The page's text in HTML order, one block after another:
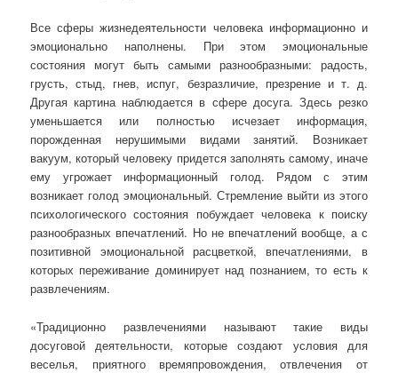
Все сферы жизнедеятельности человека информационно и
эмоционально наполнены. При этом эмоциональные
состояния могут быть самыми разнообразными: радость,
грусть, стыд, гнев, испуг, безразличие, презрение и т. д.
Другая картина наблюдается в сфере досуга. Здесь резко
уменьшается или полностью исчезает информация,
порожденная нерушимыми видами занятий. Возникает
вакуум, который человеку придется заполнять самому, иначе
ему угрожает информационный голод. Рядом с этим
возникает голод эмоциональный. Стремление выйти из этого
психологического состояния побуждает человека к поиску
разнообразных впечатлений. Но не впечатлений вообще, а с
позитивной эмоциональной расцветкой, впечатлениями, в
которых переживание доминирует над познанием, то есть к
развлечениям.
«Традиционно развлечениями называют такие виды
досуговой деятельности, которые создают условия для
веселья, приятного времяпровождения, отвлечения от